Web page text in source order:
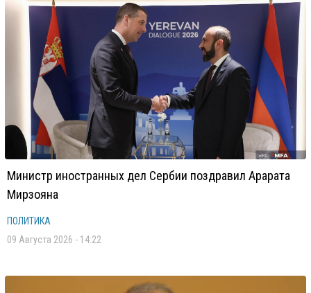
Министр иностранных дел Сербии поздравил Арарата
Мирзояна
ПОЛИТИКА
09 Августа 2026 - 14:22